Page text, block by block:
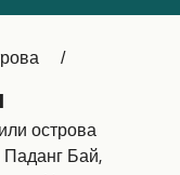
(FR)
острова
Паданг Бай,